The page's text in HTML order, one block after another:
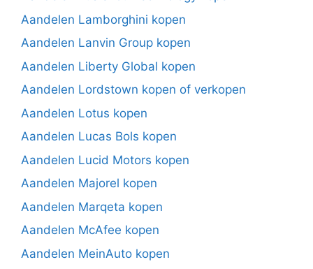
Aandelen Lamborghini kopen
Aandelen Lanvin Group kopen
Aandelen Liberty Global kopen
Aandelen Lordstown kopen of verkopen
Aandelen Lotus kopen
Aandelen Lucas Bols kopen
Aandelen Lucid Motors kopen
Aandelen Majorel kopen
Aandelen Marqeta kopen
Aandelen McAfee kopen
Aandelen MeinAuto kopen